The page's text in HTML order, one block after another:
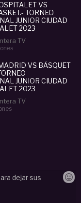
VS
TORNEO
JUNIOR CIUDAD
2023
TV
VS BÀSQUET
JUNIOR CIUDAD
2023
TV